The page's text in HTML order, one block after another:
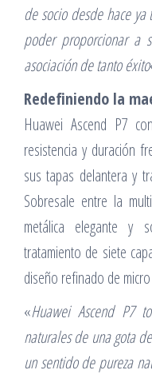
de socio desde hace
poder proporcionar a
asociación de tanto éxito
Redefiniendo la
Huawei Ascend P7
resistencia y duración
sus tapas delantera y
Sobresale entre la
metálica elegante y
tratamiento de siete
diseño refinado de
«Huawei Ascend P7
naturales de una gota
un sentido de pureza